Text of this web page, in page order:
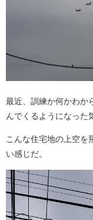
最近、訓練か何かわか
んでくるようになった
こんな住宅地の上空を
い感じだ。